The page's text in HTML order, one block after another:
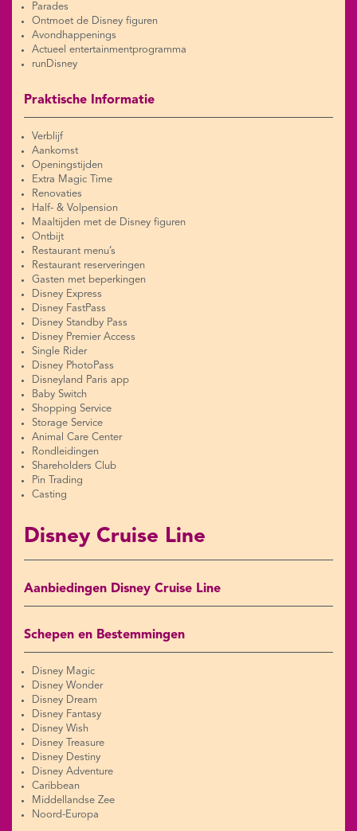
Parades
Ontmoet de Disney figuren
Avondhappenings
Actueel entertainmentprogramma
runDisney
Praktische Informatie
Verblijf
Aankomst
Openingstijden
Extra Magic Time
Renovaties
Half- & Volpension
Maaltijden met de Disney figuren
Ontbijt
Restaurant menu’s
Restaurant reserveringen
Gasten met beperkingen
Disney Express
Disney FastPass
Disney Standby Pass
Disney Premier Access
Single Rider
Disney PhotoPass
Disneyland Paris app
Baby Switch
Shopping Service
Storage Service
Animal Care Center
Rondleidingen
Shareholders Club
Pin Trading
Casting
Disney Cruise Line
Aanbiedingen Disney Cruise Line
Schepen en Bestemmingen
Disney Magic
Disney Wonder
Disney Dream
Disney Fantasy
Disney Wish
Disney Treasure
Disney Destiny
Disney Adventure
Caribbean
Middellandse Zee
Noord-Europa